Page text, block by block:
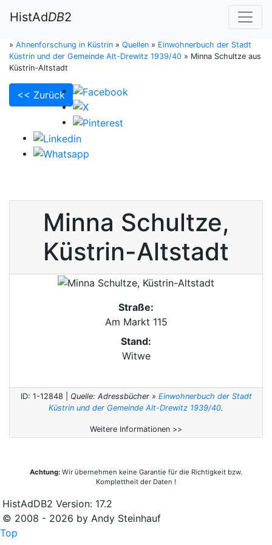
HistAdDB2
» Ahnenforschung in Küstrin » Quellen » Einwohnerbuch der Stadt
Küstrin und der Gemeinde Alt-Drewitz 1939/40 » Minna Schultze aus
Küstrin-Altstadt
<< Zurück
Minna Schultze,
Küstrin-Altstadt
Straße:
Am Markt 115
Stand:
Witwe
ID: 1-12848 | Quelle: Adressbücher » Einwohnerbuch der Stadt
Küstrin und der Gemeinde Alt-Drewitz 1939/40.
Weitere Informationen >>
Achtung: Wir übernehmen keine Garantie für die Richtigkeit bzw.
Komplettheit der Daten !
HistAdDB2 Version: 17.2
© 2008 - 2026 by Andy Steinhauf
Top